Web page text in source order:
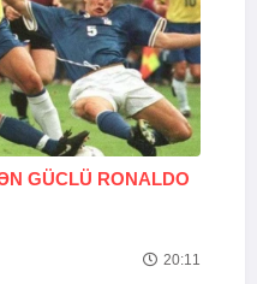
GÜCLÜ RONALDO
20:11